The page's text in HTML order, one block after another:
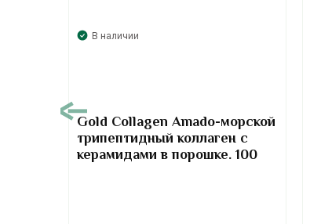
В наличии
Gold Collagen Amado-морской
трипептидный коллаген с
керамидами в порошке. 100